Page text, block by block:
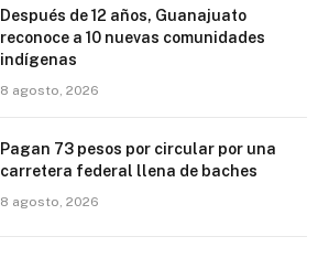
Después de 12 años, Guanajuato
reconoce a 10 nuevas comunidades
indígenas
8 agosto, 2026
Pagan 73 pesos por circular por una
carretera federal llena de baches
8 agosto, 2026